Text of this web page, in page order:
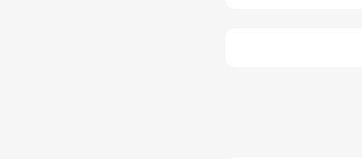
статистов –все это